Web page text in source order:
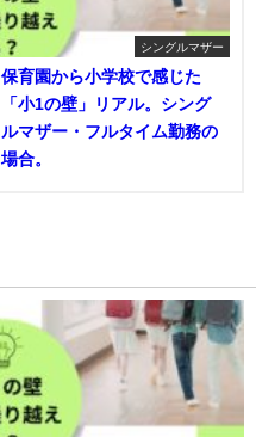
シングルマザー
保育園から小学校で感じた
「小1の壁」リアル。シング
ルマザー・フルタイム勤務の
場合。